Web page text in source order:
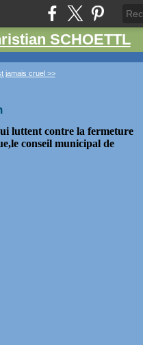
SCHOETTL
jamais cruel >>
luttent contre la fermeture
conseil municipal de